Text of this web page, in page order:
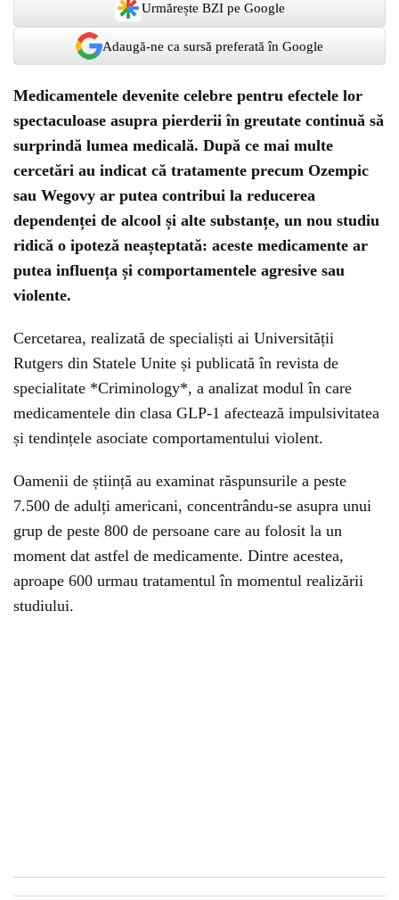
Urmărește BZI pe Google
Adaugă-ne ca sursă preferată în Google
Medicamentele devenite celebre pentru efectele lor
spectaculoase asupra pierderii în greutate continuă să
surprindă lumea medicală. După ce mai multe
cercetări au indicat că tratamente precum Ozempic
sau Wegovy ar putea contribui la reducerea
dependenței de alcool și alte substanțe, un nou studiu
ridică o ipoteză neașteptată: aceste medicamente ar
putea influența și comportamentele agresive sau
violente.
Cercetarea, realizată de specialiști ai Universității
Rutgers din Statele Unite și publicată în revista de
specialitate *Criminology*, a analizat modul în care
medicamentele din clasa GLP-1 afectează impulsivitatea
și tendințele asociate comportamentului violent.
Oamenii de știință au examinat răspunsurile a peste
7.500 de adulți americani, concentrându-se asupra unui
grup de peste 800 de persoane care au folosit la un
moment dat astfel de medicamente. Dintre acestea,
aproape 600 urmau tratamentul în momentul realizării
studiului.